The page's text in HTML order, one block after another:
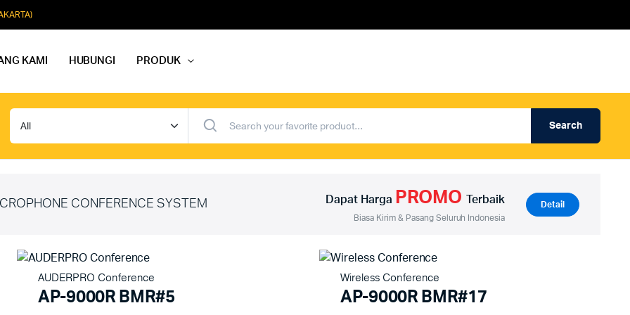
KAMI HUBUNGI PRODUK
Masjid Produk Renza
Search
CONFERENCE SYSTEM Dapat Harga PROMO Terbaik
Biasa Kirim & Pasang Seluruh Indonesia
Detail
AUDERPRO Conference
AP-9000R BMR#5
Wireless Conference
AP-9000R BMR#17